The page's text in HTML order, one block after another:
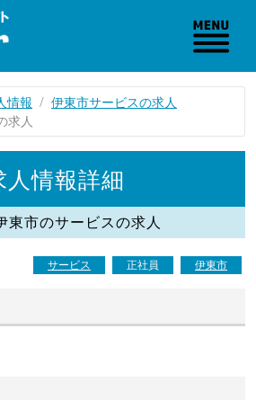
情報
伊東市サービスの求人
求人
人情報詳細
東市のサービスの求人
サービス 正社員 伊東市